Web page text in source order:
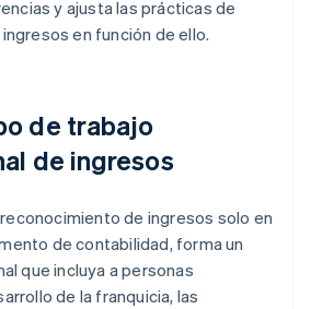
y ajusta las prácticas de
en función de ello.
de trabajo
de ingresos
de ingresos solo en
de contabilidad, forma un
que incluya a personas
de la franquicia, las